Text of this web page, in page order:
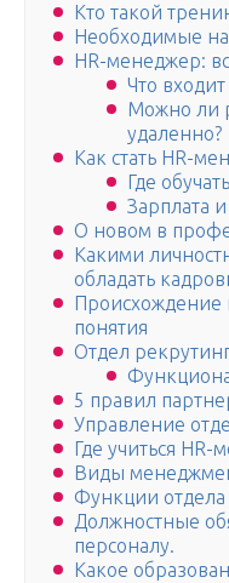
Кто такой
Необходимые
HR-менеджер:
Что
Можно ли
удаленно?
Как стать HR-
Где
Зарплата
О новом в
Какими
обладать
Происхождение
понятия
Отдел
5 правил
Управление
Где учиться
Виды
Функции отдела
Должностные
персоналу.
Какое